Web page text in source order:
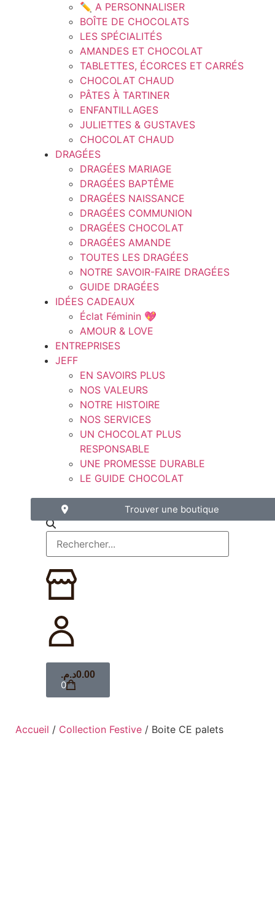
✏️ A PERSONNALISER
BOÎTE DE CHOCOLATS
LES SPÉCIALITÉS
AMANDES ET CHOCOLAT
TABLETTES, ÉCORCES ET CARRÉS
CHOCOLAT CHAUD
PÂTES À TARTINER
ENFANTILLAGES
JULIETTES & GUSTAVES
CHOCOLAT CHAUD
DRAGÉES
DRAGÉES MARIAGE
DRAGÉES BAPTÊME
DRAGÉES NAISSANCE
DRAGÉES COMMUNION
DRAGÉES CHOCOLAT
DRAGÉES AMANDE
TOUTES LES DRAGÉES
NOTRE SAVOIR-FAIRE DRAGÉES
GUIDE DRAGÉES
IDÉES CADEAUX
Éclat Féminin 💖
AMOUR & LOVE
ENTREPRISES
JEFF
EN SAVOIRS PLUS
NOS VALEURS
NOTRE HISTOIRE
NOS SERVICES
UN CHOCOLAT PLUS
RESPONSABLE
UNE PROMESSE DURABLE
LE GUIDE CHOCOLAT
Trouver une boutique
0.00د.م.
0
Accueil / Collection Festive / Boite CE palets